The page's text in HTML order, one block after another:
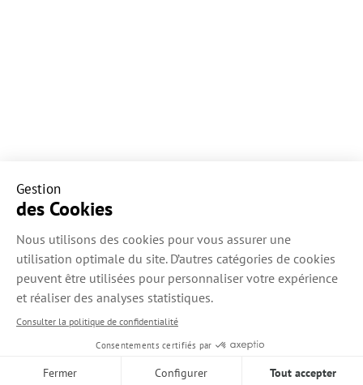
© 2026
Mentions légales
Politique de confidentialité